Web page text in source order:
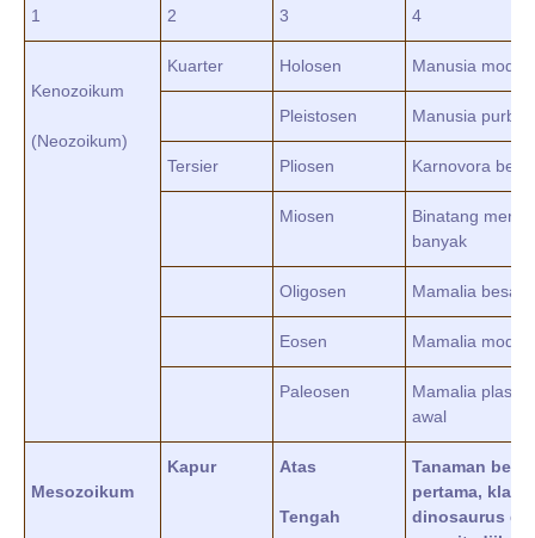
1 2 3 4
Kenozoikum
(Neozoikum)
Kuarter Holosen Manusia
Pleistosen Manusia purba
Tersier Pliosen Karnovora
Miosen
Binatang
banyak
Oligosen Mamalia besar
Eosen Mamalia
Paleosen
Mamalia
awal
Mesozoikum
Kapur Atas
Tengah
Tanaman
pertama,
dinosaurus